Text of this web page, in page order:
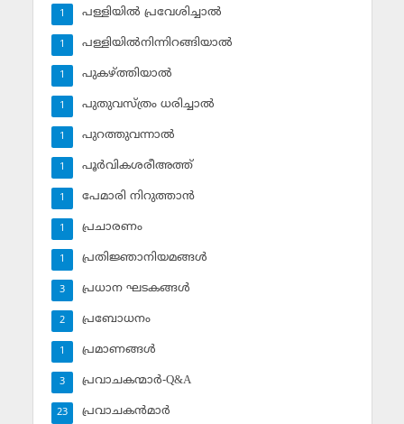
പള്ളിയില്‍ പ്രവേശിച്ചാല്‍
1
പള്ളിയില്‍നിന്നിറങ്ങിയാല്‍
1
പുകഴ്ത്തിയാല്‍
1
പുതുവസ്ത്രം ധരിച്ചാല്‍
1
പുറത്തുവന്നാല്‍
1
പൂര്‍വികശരീഅത്ത്
1
പേമാരി നിറുത്താന്‍
1
പ്രചാരണം
1
പ്രതിജ്ഞാനിയമങ്ങള്‍
1
പ്രധാന ഘടകങ്ങള്‍
3
പ്രബോധനം
2
പ്രമാണങ്ങള്‍
1
പ്രവാചകന്മാര്‍-Q&A
3
പ്രവാചകന്‍മാര്‍
23